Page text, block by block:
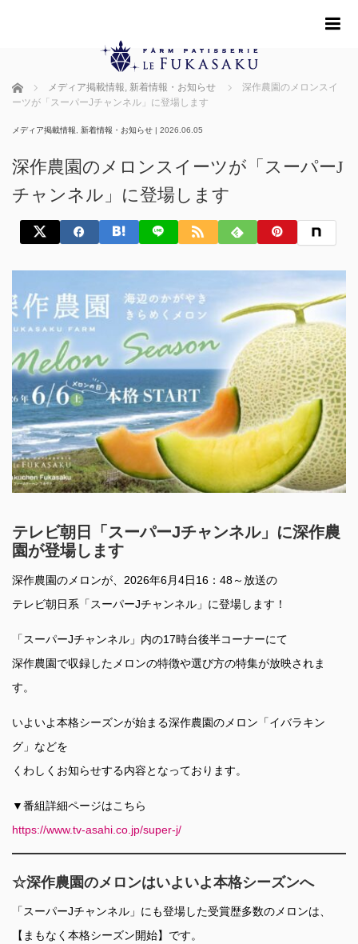
ホーム メディア掲載情報, 新着情報・お知らせ
深作農園のメロンスイ
ーツが「スーパーJチャンネル」に登場します
メディア掲載情報 新着情報・お知らせ | 2026.06.05
深作農園のメロンスイーツが「スーパーJ
チャンネル」に登場します
テレビ朝日「スーパーJチャンネル」に深作農
園が登場します
深作農園のメロンが、2026年6月4日16：48～放送の
テレビ朝日系「スーパーJチャンネル」に登場します！
「スーパーJチャンネル」内の17時台後半コーナーにて
深作農園で収録したメロンの特徴や選び方の特集が放映されま
す。
いよいよ本格シーズンが始まる深作農園のメロン「イバラキン
グ」などを
くわしくお知らせする内容となっております。
▼番組詳細ページはこちら
https://www.tv-asahi.co.jp/super-j/
☆深作農園のメロンはいよいよ本格シーズンへ
「スーパーJチャンネル」にも登場した受賞歴多数のメロンは、
【まもなく本格シーズン開始】です。